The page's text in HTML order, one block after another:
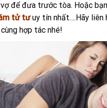
để đưa trước tòa. Hoặc
tử tưuy tín nhất….Hãy liên
hợp tác nhé!